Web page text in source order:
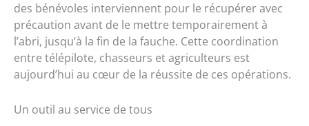
des bénévoles interviennent pour le récupérer avec
précaution avant de le mettre temporairement à
l’abri, jusqu’à la fin de la fauche. Cette coordination
entre télépilote, chasseurs et agriculteurs est
aujourd’hui au cœur de la réussite de ces opérations.
Un outil au service de tous